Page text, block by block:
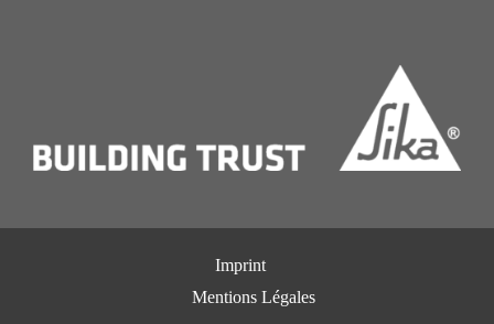
Imprint
Mentions Légales